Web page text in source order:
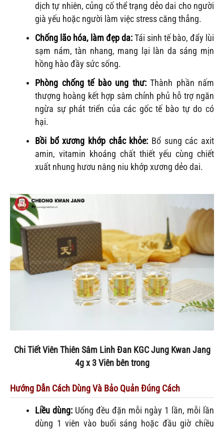
dịch tự nhiên, củng cố thể trạng dẻo dai cho người
già yếu hoặc người làm việc stress căng thẳng.
Chống lão hóa, làm đẹp da:Tái sinh tế bào, đẩy lùi
sạm nám, tàn nhang, mang lại làn da sáng mịn
hồng hào đầy sức sống.
Phòng chống tế bào ung thư:Thành phần nấm
thượng hoàng kết hợp sâm chính phủ hỗ trợ ngăn
ngừa sự phát triển của các gốc tế bào tự do có
hại.
Bồi bổ xương khớp chắc khỏe: Bổ sung các axit
amin, vitamin khoáng chất thiết yếu cùng chiết
xuất nhung hươu nâng niu khớp xương dẻo dai.
Chi Tiết Viên Thiên Sâm Linh Đan KGC Jung Kwan Jang
4g x 3 Viên bên trong
Hướng Dẫn Cách Dùng Và Bảo Quản Đúng Cách
Liều dùng: Uống đều đặn mỗi ngày 1 lần, mỗi lần
dùng 1 viên vào buổi sáng hoặc đầu giờ chiều